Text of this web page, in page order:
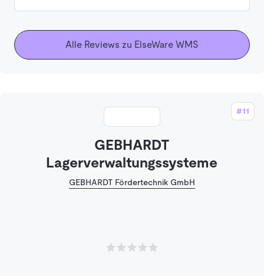
Alle Reviews zu ElseWare WMS
#11
GEBHARDT
Lagerverwaltungssysteme
GEBHARDT Fördertechnik GmbH